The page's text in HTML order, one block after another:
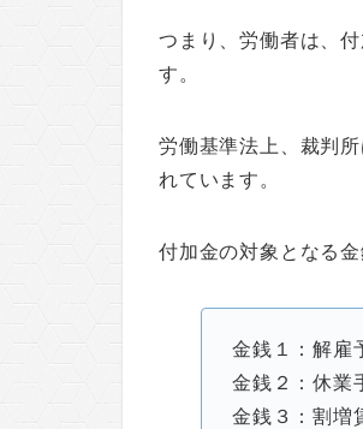
つまり、労働者は、
す。
労働基準法上、裁判
れています。
付加金の対象となる
金銭１：解雇
金銭２：休業
金銭３：割増